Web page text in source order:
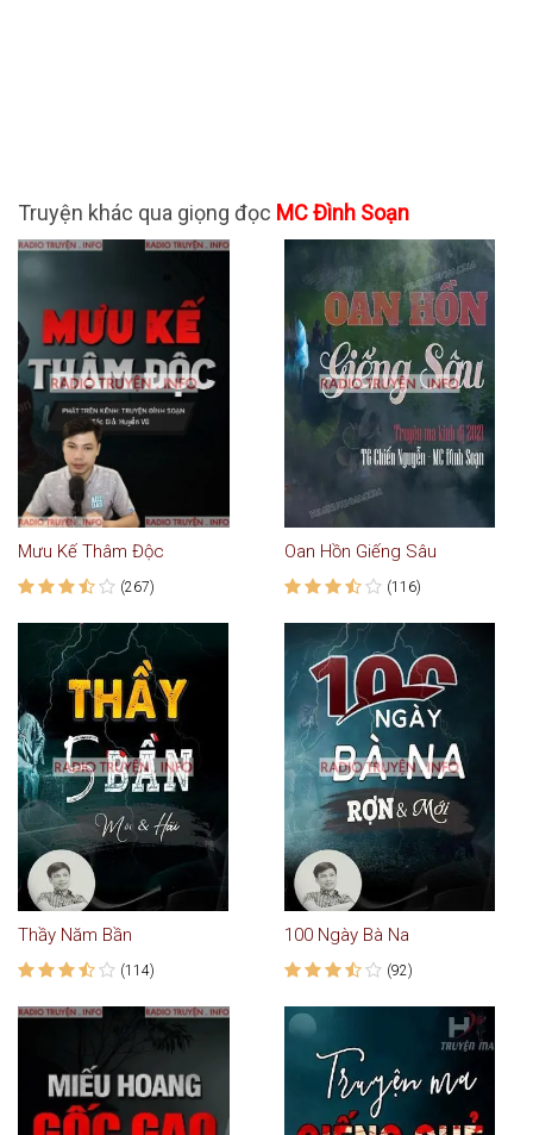
Truyện khác qua giọng đọc MC Đình Soạn
Mưu Kế Thâm Độc
(267)
Oan Hồn Giếng Sâu
(116)
Thầy Năm Bần
(114)
100 Ngày Bà Na
(92)